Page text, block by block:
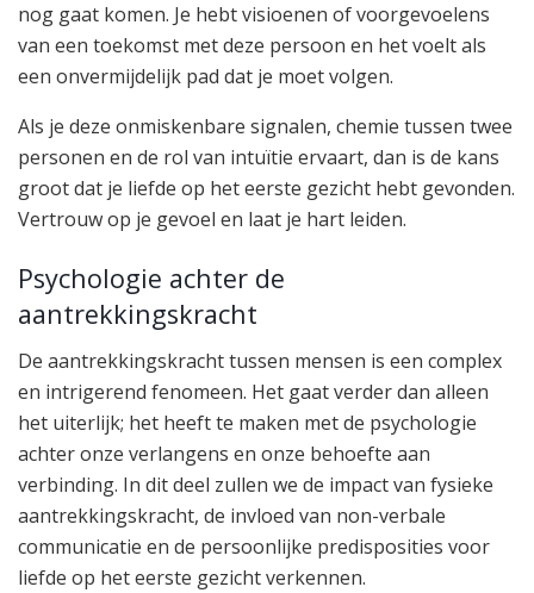
nog gaat komen. Je hebt visioenen of voorgevoelens
van een toekomst met deze persoon en het voelt als
een onvermijdelijk pad dat je moet volgen.
Als je deze onmiskenbare signalen, chemie tussen twee
personen en de rol van intuïtie ervaart, dan is de kans
groot dat je liefde op het eerste gezicht hebt gevonden.
Vertrouw op je gevoel en laat je hart leiden.
Psychologie achter de
aantrekkingskracht
De aantrekkingskracht tussen mensen is een complex
en intrigerend fenomeen. Het gaat verder dan alleen
het uiterlijk; het heeft te maken met de psychologie
achter onze verlangens en onze behoefte aan
verbinding. In dit deel zullen we de impact van fysieke
aantrekkingskracht, de invloed van non-verbale
communicatie en de persoonlijke predisposities voor
liefde op het eerste gezicht verkennen.